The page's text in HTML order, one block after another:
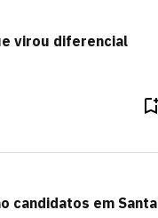
virou diferencial
candidatos em Santa